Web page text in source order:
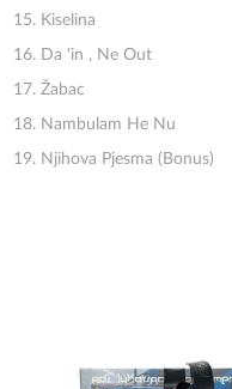
15. Kiselina
16. Da 'in , Ne Out
17. Žabac
18. Nambulam He Nu
19. Njihova Pjesma (Bonus)